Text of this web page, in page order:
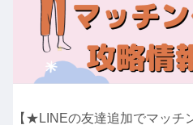
【★LINEの友達追加でマッチ